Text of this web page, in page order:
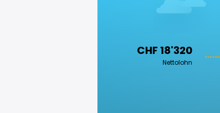
CHF 18'320
Nettolohn